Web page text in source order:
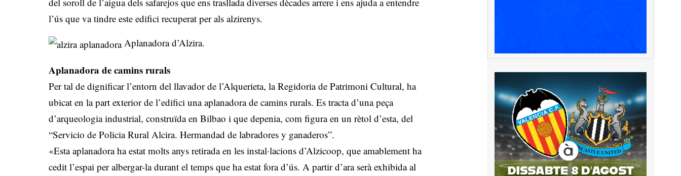
l’ús que va tindre este edifici recuperat per als alzirenys.
Aplanadora d’Alzira.
Aplanadora de camins rurals
Per tal de dignificar l’entorn del llavador de l’Alquerieta, la Regidoria de Patrimoni Cultural, ha
ubicat en la part exterior de l’edifici una aplanadora de camins rurals. Es tracta d’una peça
d’arqueologia industrial, construïda en Bilbao i que depenia, com figura en un rètol d’esta, del
“Servicio de Policia Rural Alcira. Hermandad de labradores y ganaderos”.
«Esta aplanadora ha estat molts anys retirada en les instal·lacions d’Alzicoop, que amablement ha
cedit l’espai per albergar-la durant el temps que ha estat fora d’ús. A partir d’ara serà exhibida al